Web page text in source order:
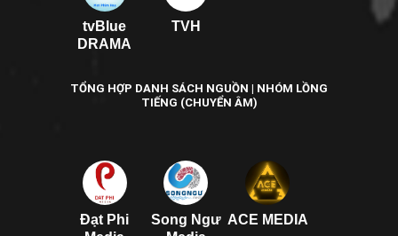
tvBlue
DRAMA
TVH
TỔNG HỢP DANH SÁCH NGUỒN | NHÓM LỒNG
TIẾNG (CHUYỂN ÂM)
Đạt Phi
Song Ngư ACE MEDIA